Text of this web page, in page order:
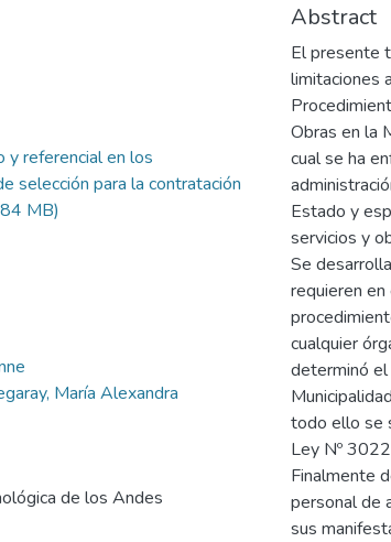
y referencial en los
selección para la contratación
MB)
María Alexandra
de los Andes
Abstract
El presente
limitaciones
Obras en la
cual se ha
Estado y
servicios y
Se
requieren
cualquier
determinó
todo ello se
Ley Nº
Finalmente
personal de
sus